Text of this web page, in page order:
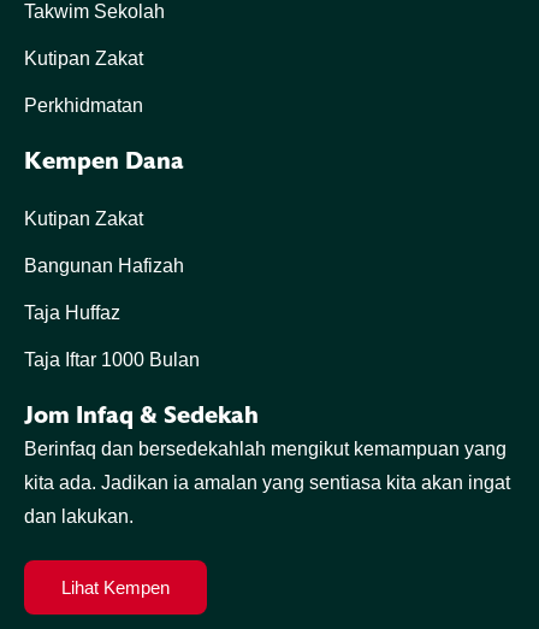
Takwim Sekolah
Kutipan Zakat
Perkhidmatan
Kempen Dana
Kutipan Zakat
Bangunan Hafizah
Taja Huffaz
Taja Iftar 1000 Bulan
Jom Infaq & Sedekah
Berinfaq dan bersedekahlah mengikut kemampuan yang
kita ada. Jadikan ia amalan yang sentiasa kita akan ingat
dan lakukan.
Lihat Kempen